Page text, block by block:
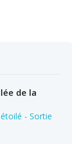
de la
- Sortie